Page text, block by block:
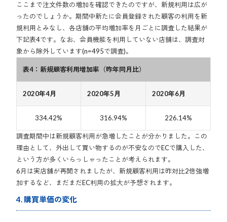
ここまで注文件数の増加を確認できたのですが、新規利用は広が
ったのでしょうか。期間中新たに会員登録された顧客の利用を新
規利用とみなし、各店舗の平均増加率を月ごとに調査した結果が
下記表4です。なお、会員機能を利用していない店舗は、調査対
象から除外しています(n=495で調査)。
表4：新規顧客利用増加率（昨年同月比）
2020年4月 2020年5月 2020年6月
334.42% 316.94% 226.14%
調査期間中は新規顧客利用が急増したことが分かりました。この
理由として、外出して買い物するのが不安なのでECで購入した、
という方が多くいらっしゃったことが考えられます。
6月は実店舗が再開されましたが、新規顧客利用は昨対比2倍強増
加するなど、まだまだEC利用の拡大が予想されます。
4. 購買単価の変化